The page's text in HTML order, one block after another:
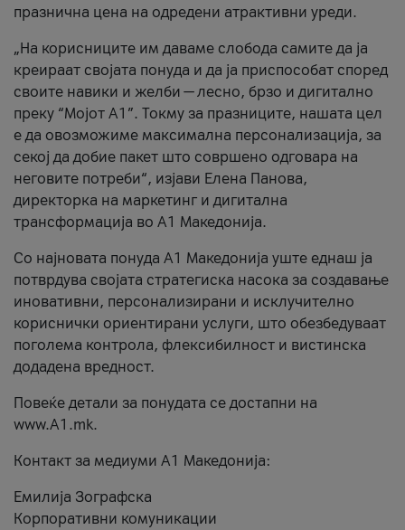
празнична цена на одредени атрактивни уреди.
„На корисниците им даваме слобода самите да ја
креираат својата понуда и да ја приспособат според
своите навики и желби — лесно, брзо и дигитално
преку “Мојот А1”. Токму за празниците, нашата цел
е да овозможиме максимална персонализација, за
секој да добие пакет што совршено одговара на
неговите потреби“, изјави Елена Панова,
директорка на маркетинг и дигитална
трансформација во А1 Македонија.
Со најновата понуда А1 Македонија уште еднаш ја
потврдува својата стратегиска насока за создавање
иновативни, персонализирани и исклучително
кориснички ориентирани услуги, што обезбедуваат
поголема контрола, флексибилност и вистинска
додадена вредност.
Повеќе детали за понудата се достапни на
www.А1.mk.
Контакт за медиуми А1 Македонија:
Емилија Зографска
Корпоративни комуникации